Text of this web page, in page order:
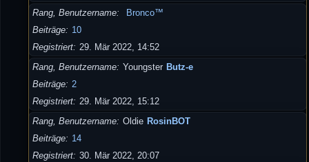
Rang, Benutzername
Bronco™
Beiträge
10
Registriert 29. Mär 2022, 14:52
Rang, Benutzername Youngster Butz-e
Beiträge 2
Registriert 29. Mär 2022, 15:12
Rang, Benutzername Oldie RosinBOT
Beiträge
14
Registriert 30. Mär 2022, 20:07